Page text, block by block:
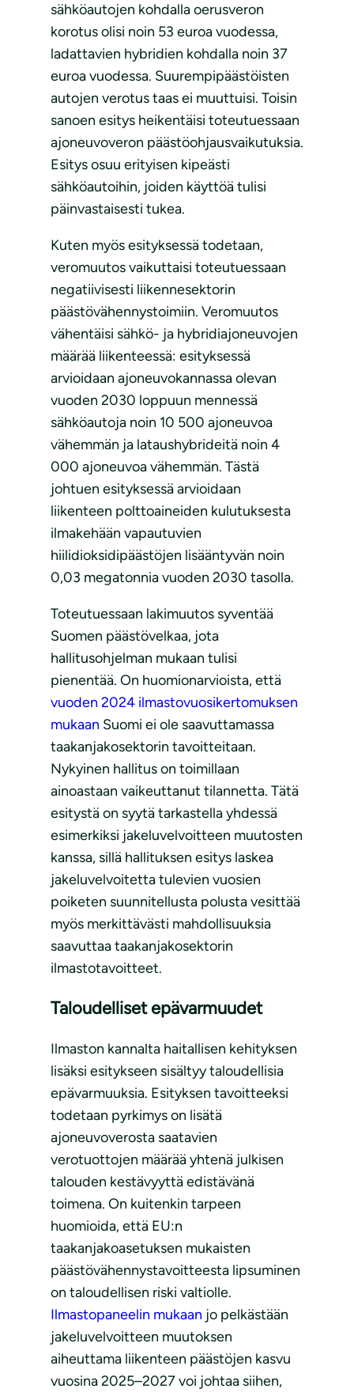
sähköautojen kohdalla oerusveron
korotus olisi noin 53 euroa vuodessa,
ladattavien hybridien kohdalla noin 37
euroa vuodessa. Suurempipäästöisten
autojen verotus taas ei muuttuisi. Toisin
sanoen esitys heikentäisi toteutuessaan
ajoneuvoveron päästöohjausvaikutuksia.
Esitys osuu erityisen kipeästi
sähköautoihin, joiden käyttöä tulisi
päinvastaisesti tukea.
Kuten myös esityksessä todetaan,
veromuutos vaikuttaisi toteutuessaan
negatiivisesti liikennesektorin
päästövähennystoimiin. Veromuutos
vähentäisi sähkö- ja hybridiajoneuvojen
määrää liikenteessä: esityksessä
arvioidaan ajoneuvokannassa olevan
vuoden 2030 loppuun mennessä
sähköautoja noin 10 500 ajoneuvoa
vähemmän ja lataushybrideitä noin 4
000 ajoneuvoa vähemmän. Tästä
johtuen esityksessä arvioidaan
liikenteen polttoaineiden kulutuksesta
ilmakehään vapautuvien
hiilidioksidipäästöjen lisääntyvän noin
0,03 megatonnia vuoden 2030 tasolla.
Toteutuessaan lakimuutos syventää
Suomen päästövelkaa, jota
hallitusohjelman mukaan tulisi
pienentää. On huomionarvioista, että
vuoden 2024 ilmastovuosikertomuksen
mukaan Suomi ei ole saavuttamassa
taakanjakosektorin tavoitteitaan.
Nykyinen hallitus on toimillaan
ainoastaan vaikeuttanut tilannetta. Tätä
esitystä on syytä tarkastella yhdessä
esimerkiksi jakeluvelvoitteen muutosten
kanssa, sillä hallituksen esitys laskea
jakeluvelvoitetta tulevien vuosien
poiketen suunnitellusta polusta vesittää
myös merkittävästi mahdollisuuksia
saavuttaa taakanjakosektorin
ilmastotavoitteet.
Taloudelliset epävarmuudet
Ilmaston kannalta haitallisen kehityksen
lisäksi esitykseen sisältyy taloudellisia
epävarmuuksia. Esityksen tavoitteeksi
todetaan pyrkimys on lisätä
ajoneuvoverosta saatavien
verotuottojen määrää yhtenä julkisen
talouden kestävyyttä edistävänä
toimena. On kuitenkin tarpeen
huomioida, että EU:n
taakanjakoasetuksen mukaisten
päästövähennystavoitteesta lipsuminen
on taloudellisen riski valtiolle.
Ilmastopaneelin mukaan jo pelkästään
jakeluvelvoitteen muutoksen
aiheuttama liikenteen päästöjen kasvu
vuosina 2025–2027 voi johtaa siihen,